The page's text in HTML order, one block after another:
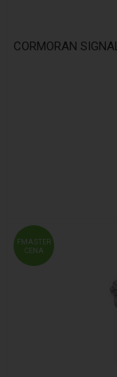
CORMORAN
FMASTER
CENA